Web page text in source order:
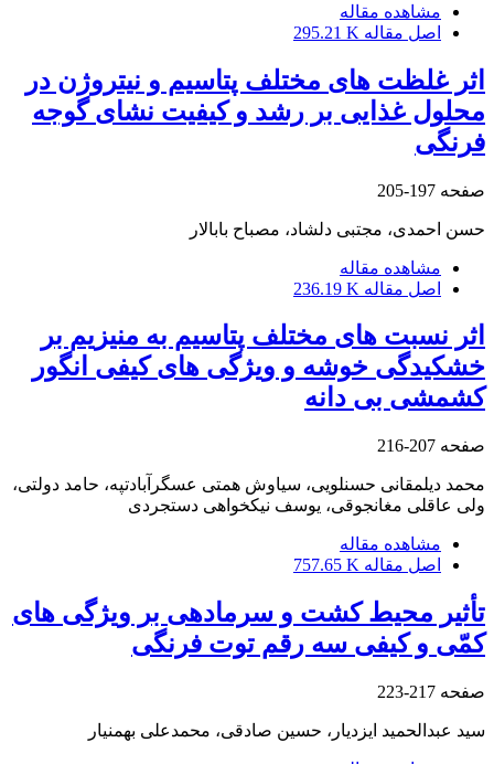
مشاهده مقاله
اصل مقاله 295.21 K
اثر غلظت‏ های مختلف پتاسیم و نیتروژن در
محلول غذایی بر رشد و کیفیت نشای گوجه‏
فرنگی
صفحه 197-205
حسن احمدی، مجتبی دلشاد، مصباح بابالار
مشاهده مقاله
اصل مقاله 236.19 K
اثر نسبت‏ های مختلف پتاسیم به منیزیم بر
خشکیدگی خوشه و ویژگی‏ های کیفی انگور
کشمشی بی‏ دانه
صفحه 207-216
محمد دیلمقانی حسنلویی، سیاوش همتی عسگرآبادتپه، حامد دولتی،
ولی عاقلی مغانجوقی، یوسف نیکخواهی دستجردی
مشاهده مقاله
اصل مقاله 757.65 K
تأثیر محیط کشت و سرما‏دهی بر ویژگی‏ های
کمّی و کیفی سه رقم توت‏ فرنگی
صفحه 217-223
سید عبدالحمید ایزدیار، حسین صادقی، محمدعلی بهمنیار